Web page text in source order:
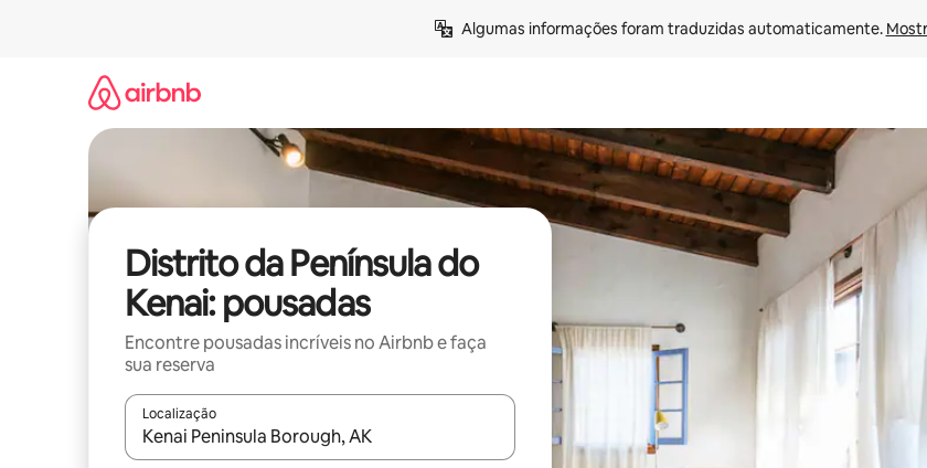
Algumas informações foram traduzidas automaticamente.
Distrito da Península do
Kenai: pousadas
Encontre pousadas incríveis no Airbnb e faça
sua reserva
Localização
Quando os resultados estiverem disponíveis, explore-os usando as seta para cima e para baixo do teclado ou